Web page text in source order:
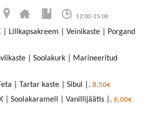
12:00-15:00
| Lillkapsakreem | Veinikaste | Porgand
| Soolakurk | Marineeritud
Feta | Tartar kaste | Sibul |. 8,50€
| Soolakaramell | Vanillijäätis |. 6,00€